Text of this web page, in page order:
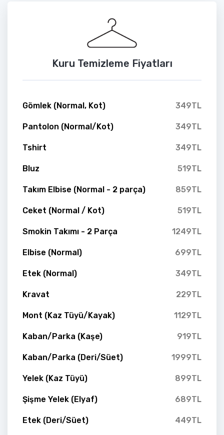
Kuru Temizleme Fiyatları
Gömlek (Normal, Kot) 349TL
Pantolon (Normal/Kot) 349TL
Tshirt 349TL
Bluz 519TL
Takım Elbise (Normal - 2 parça) 859TL
Ceket (Normal / Kot) 519TL
Smokin Takımı - 2 Parça 1249TL
Elbise (Normal) 699TL
Etek (Normal) 349TL
Kravat 229TL
Mont (Kaz Tüyü/Kayak) 1129TL
Kaban/Parka (Kaşe) 919TL
Kaban/Parka (Deri/Süet) 1999TL
Yelek (Kaz Tüyü) 899TL
Şişme Yelek (Elyaf) 689TL
Etek (Deri/Süet) 449TL